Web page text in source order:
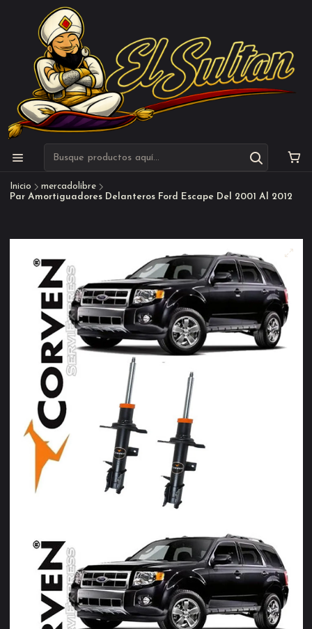
Inicio
mercadolibre
Par Amortiguadores Delanteros Ford Escape Del 2001 Al 2012